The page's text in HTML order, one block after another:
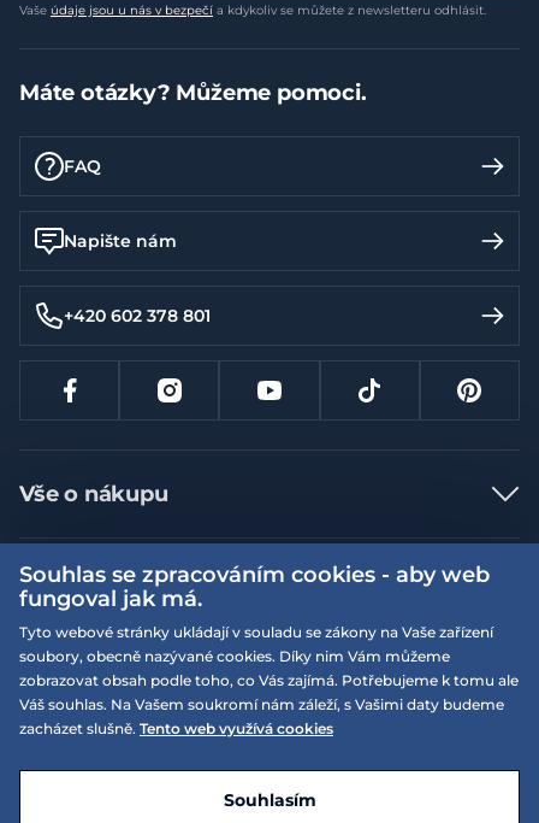
Vaše údaje jsou u nás v bezpečí a kdykoliv se můžete z newsletteru odhlásit.
Máte otázky? Můžeme pomoci.
FAQ
Napište nám
+420 602 378 801
Vše o nákupu
Jak nakupovat
Nejčastější dotazy
Doprava a platba
Vrácení a výměna zboží
Reklamace
Velikostní tabulky
Více informací
Obchodní podmínky
Podmínky EQS věrnostního klubu
On-line katalogy
Naše prodejny
EQS Rudná
E-shop vytvořila a technicky zajišťujeSIMPLIA.cz
Souhlas se zpracováním cookies - aby web
fungoval jak má.
Tyto webové stránky ukládají v souladu se zákony na Vaše zařízení
soubory, obecně nazývané cookies. Díky nim Vám můžeme
zobrazovat obsah podle toho, co Vás zajímá. Potřebujeme k tomu ale
Váš souhlas. Na Vašem soukromí nám záleží, s Vašimi daty budeme
zacházet slušně. Tento web využívá cookies
Souhlasím